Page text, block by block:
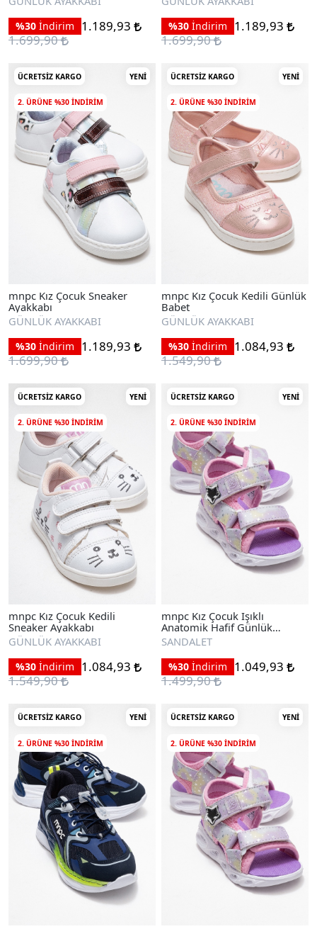
%30 İndirim
1.189,93
1.699,90
%30 İndirim
1.189,93
1.699,90
ÜCRETSIZ KARGO YENI
2. ÜRÜNE %30 INDIRIM
mnpc Kız Çocuk Sneaker
Ayakkabı
GÜNLÜK AYAKKABI
%30 İndirim
1.189,93
1.699,90
ÜCRETSIZ KARGO YENI
2. ÜRÜNE %30 INDIRIM
mnpc Kız Çocuk Kedili Günlük
Babet
GÜNLÜK AYAKKABI
%30 İndirim
1.084,93
1.549,90
ÜCRETSIZ KARGO YENI
2. ÜRÜNE %30 INDIRIM
mnpc Kız Çocuk Kedili
Sneaker Ayakkabı
GÜNLÜK AYAKKABI
%30 İndirim
1.084,93
1.549,90
ÜCRETSIZ KARGO YENI
2. ÜRÜNE %30 INDIRIM
mnpc Kız Çocuk Işıklı
Anatomik Hafif Günlük
Sandalet
SANDALET
%30 İndirim
1.049,93
1.499,90
ÜCRETSIZ KARGO YENI
2. ÜRÜNE %30 INDIRIM
ÜCRETSIZ KARGO YENI
2. ÜRÜNE %30 INDIRIM